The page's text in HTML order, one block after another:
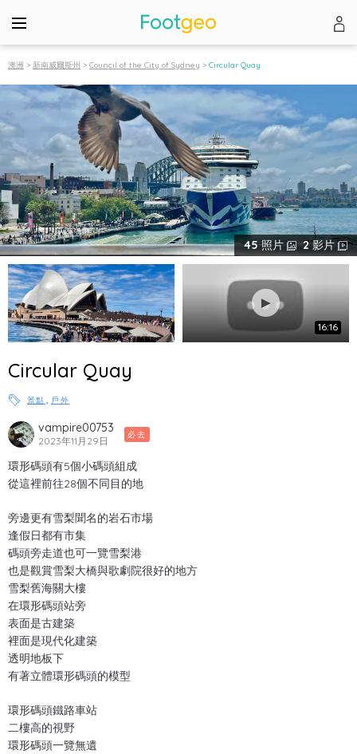
澳洲 > 新南威爾斯州 > Council of the City of Sydney > Circular Quay
45照片 2影片
16:16
Circular Quay
景點 戶外
vampire00753
2023年11月29日
必去
環形碼頭有5個小碼頭組成
從這裡前往28個不同目的地
旁邊更有雪梨聞名的岩石市場
逢假日都有市集
碼頭旁走道也可一覽雪梨港
也是觀賞雪梨大橋與歌劇院很好的地方
雪梨舊海關大樓
在環形碼頭站旁
表面是古建築
裡面是現代化建築
透明地板下
有著立體環形碼頭的模型
環形碼頭鐵路車站
二樓高的視野
環形碼頭一覽無遺